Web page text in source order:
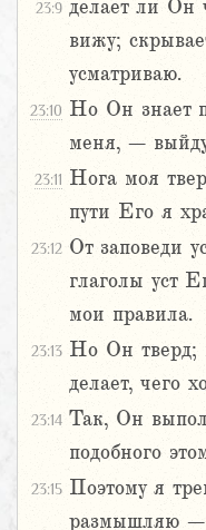
23:9 делает ли Он
вижу;
усматриваю.
23:10 Но Он знает
меня, –
23:11 Нога моя
пути Его я
23:12 От заповеди
глаголы уст
мои правила.
23:13 Но Он тверд;
делает, чего
23:14 Так, Он
подобного
23:15 Поэтому я
размышляю –